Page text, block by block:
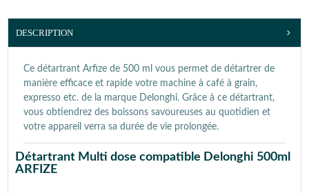
DESCRIPTION
Ce détartrant Arfize de 500 ml vous permet de détartrer de
manière efficace et rapide votre machine à café à grain,
expresso etc. de la marque Delonghi. Grâce à ce détartrant,
vous obtiendrez des boissons savoureuses au quotidien et
votre appareil verra sa durée de vie prolongée.
Détartrant Multi dose compatible Delonghi 500ml
ARFIZE